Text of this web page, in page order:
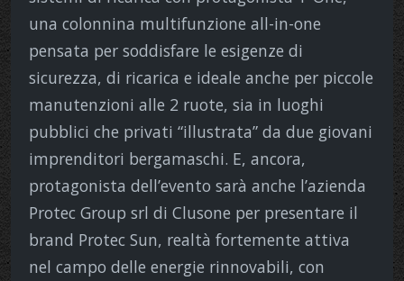
una colonnina multifunzione all-in-one
pensata per soddisfare le esigenze di
sicurezza, di ricarica e ideale anche per piccole
manutenzioni alle 2 ruote, sia in luoghi
pubblici che privati “illustrata” da due giovani
imprenditori bergamaschi. E, ancora,
protagonista dell’evento sarà anche l’azienda
Protec Group srl di Clusone per presentare il
brand Protec Sun, realtà fortemente attiva
nel campo delle energie rinnovabili, con